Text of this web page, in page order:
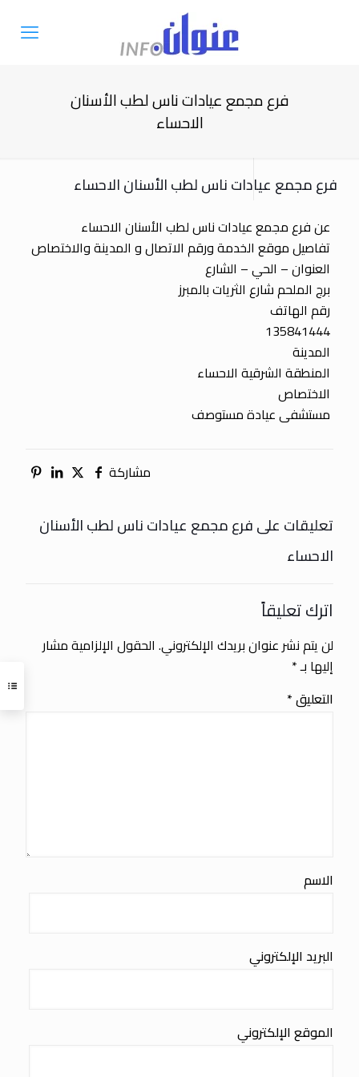
فرع مجمع عيادات ناس لطب الأسنان
الاحساء
فرع مجمع عيادات ناس لطب الأسنان الاحساء
عن فرع مجمع عيادات ناس لطب الأسنان الاحساء
تفاصيل موقع الخدمة ورقم الاتصال و المدينة والاختصاص
العنوان – الحي – الشارع
برج الملحم شارع الثريات بالمبرز
رقم الهاتف
135841444
المدينة
المنطقة الشرقية الاحساء
الاختصاص
مستشفى عيادة مستوصف
مشاركة
تعليقات على فرع مجمع عيادات ناس لطب الأسنان
الاحساء
اترك تعليقاً
لن يتم نشر عنوان بريدك الإلكتروني. الحقول الإلزامية مشار
إليها بـ*
التعليق*
الاسم
البريد الإلكتروني
الموقع الإلكتروني